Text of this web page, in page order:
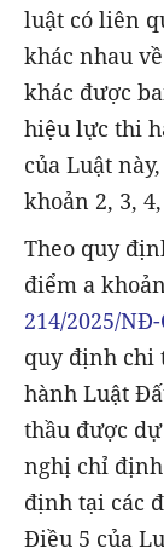
luật có liên
khác nhau
khác được
hiệu lực thi
của Luật
khoản 2, 3,
Theo quy
điểm a
214/2025/NĐ-
quy định chi
hành Luật
thầu được
nghị chỉ
định tại các
Điều 5 của